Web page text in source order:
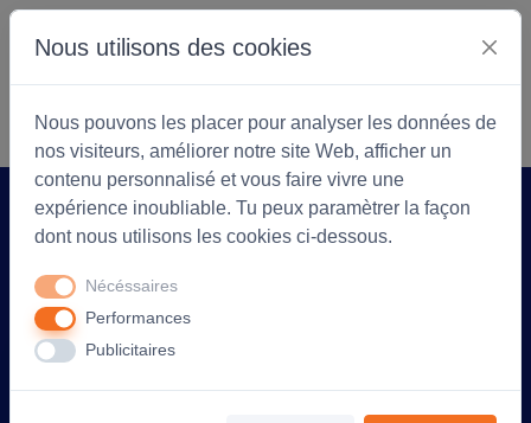
S'identifier Commencer
Accueil Arlea Textiles Produit
adulte et enfant - Rouge
Nous utilisons des cookies
Nous pouvons les placer pour analyser les données de
nos visiteurs, améliorer notre site Web, afficher un
contenu personnalisé et vous faire vivre une
expérience inoubliable. Tu peux paramètrer la façon
dont nous utilisons les cookies ci-dessous.
Nécéssaires
Performances
Publicitaires